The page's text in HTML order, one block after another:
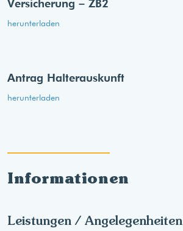
Informationen
Leistungen / Angelegenheiten
Versicherung – ZB2
herunterladen
Antrag Halterauskunft
herunterladen